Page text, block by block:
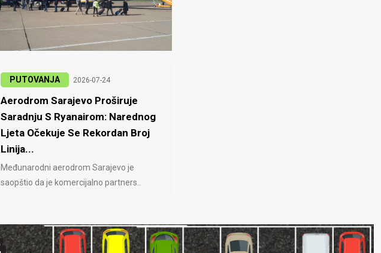
PUTOVANJA 2026-07-24
Aerodrom Sarajevo Proširuje
Saradnju S Ryanairom: Narednog
Ljeta Očekuje Se Rekordan Broj
Linija...
Međunarodni aerodrom Sarajevo je
saopštio da je komercijalno partners..